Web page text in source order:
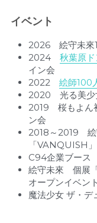
イベント
2026 絵守未來
2024 秋葉原
イン会
2022 絵師100
2020　光る美少
2019　桜もよ
ン会
2018～2019　
「VANQUISH
C94企業ブース
絵守未來　個展
オープンイベン
魔法少女 ザ・デ